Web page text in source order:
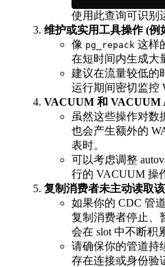
使用此查询可识别
维护或实用工具操作 (例
像 pg_repack 这样
在短时间内生成大
建议在流量较低的
运行期间密切监控
VACUUM 和 VACUUM
虽然这些操作对数
也会产生额外的
表时。
可以考虑调整
行的 VACUUM 操
复制消费者未主动读取
如果你的 CDC 管
复制消费者停止、
会在 slot 中不断积
请确保你的管道持
存在连接或身份验